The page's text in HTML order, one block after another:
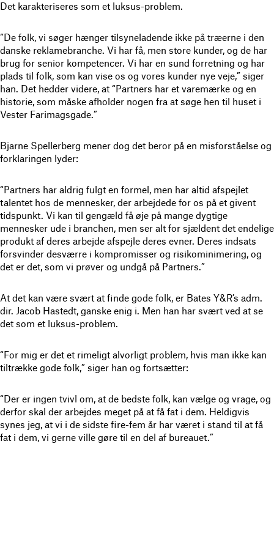
Det karakteriseres som et luksus-problem.
“De folk, vi søger hænger tilsyneladende ikke på træerne i den
danske reklamebranche. Vi har få, men store kunder, og de har
brug for senior kompetencer. Vi har en sund forretning og har
plads til folk, som kan vise os og vores kunder nye veje,” siger
han. Det hedder videre, at “Partners har et varemærke og en
historie, som måske afholder nogen fra at søge hen til huset i
Vester Farimagsgade.”
Bjarne Spellerberg mener dog det beror på en misforståelse og
forklaringen lyder:
“Partners har aldrig fulgt en formel, men har altid afspejlet
talentet hos de mennesker, der arbejdede for os på et givent
tidspunkt. Vi kan til gengæld få øje på mange dygtige
mennesker ude i branchen, men ser alt for sjældent det endelige
produkt af deres arbejde afspejle deres evner. Deres indsats
forsvinder desværre i kompromisser og risikominimering, og
det er det, som vi prøver og undgå på Partners.”
At det kan være svært at finde gode folk, er Bates Y&R’s adm.
dir. Jacob Hastedt, ganske enig i. Men han har svært ved at se
det som et luksus-problem.
“For mig er det et rimeligt alvorligt problem, hvis man ikke kan
tiltrække gode folk,” siger han og fortsætter:
“Der er ingen tvivl om, at de bedste folk, kan vælge og vrage, og
derfor skal der arbejdes meget på at få fat i dem. Heldigvis
synes jeg, at vi i de sidste fire-fem år har været i stand til at få
fat i dem, vi gerne ville gøre til en del af bureauet.”